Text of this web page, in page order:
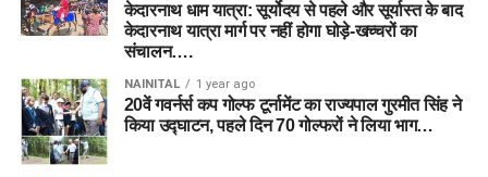
केदारनाथ धाम यात्रा: सूर्योदय से पहले और सूर्यास्त के बाद
केदारनाथ यात्रा मार्ग पर नहीं होगा घोड़े-खच्चरों का
संचालन….
NAINITAL 1 year ago
20वें गवर्नर्स कप गोल्फ टूर्नामेंट का राज्यपाल गुरमीत सिंह ने
किया उद्घाटन, पहले दिन 70 गोल्फरों ने लिया भाग…